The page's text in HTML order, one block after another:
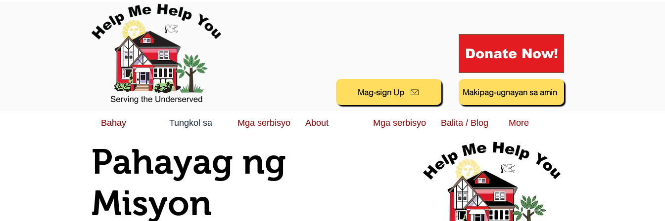
Donate Now!
Mag-sign Up Makipag-ugnayan sa amin
Bahay Tungkol sa Mga serbisyo About Mga serbisyo Balita / Blog More
Pahayag ng
Misyon